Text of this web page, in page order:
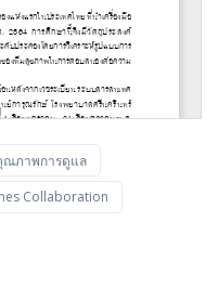
ณภาพการดูแล
Collaboration